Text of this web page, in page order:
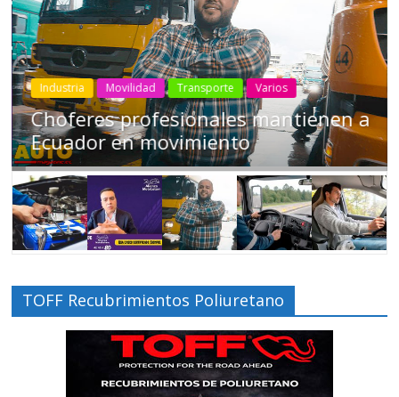
Industria Movilidad Transporte Varios
Choferes profesionales mantienen a
Ecuador en movimiento
TOFF Recubrimientos Poliuretano